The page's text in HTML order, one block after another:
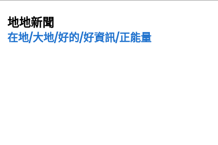
地地新聞
在地/大地/好的/好資訊/正能量